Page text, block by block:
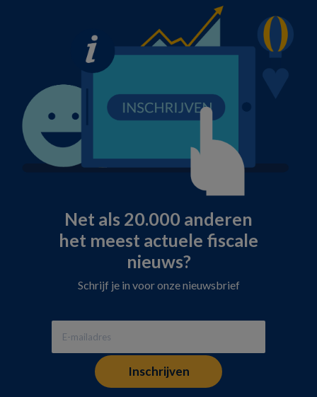
Net als 20.000 anderen
het meest actuele fiscale
nieuws?
Schrijf je in voor onze nieuwsbrief